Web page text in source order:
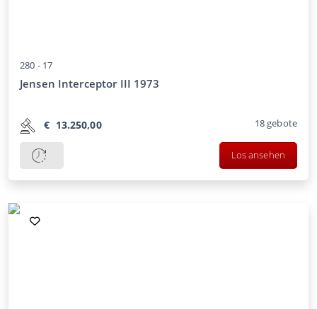
280 - 17
Jensen Interceptor III 1973
€ 13.250,00 18gebote
Los ansehen